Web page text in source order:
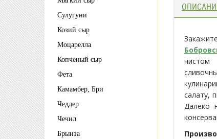
Сулугуни
Козий сыр
Моцарелла
Копченый сыр
Фета
Камамбер, Бри
Чеддер
Чечил
Брынза
Закажите
салату,
Далеко